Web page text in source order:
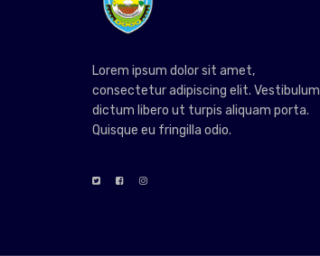
Lorem ipsum dolor sit amet,
consectetur adipiscing elit. Vestibulum
dictum libero ut turpis aliquam porta.
Quisque eu fringilla odio.